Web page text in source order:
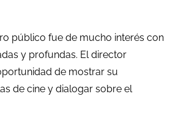
público fue de mucho interés con
y profundas. El director
de mostrar su
de cine y dialogar sobre el